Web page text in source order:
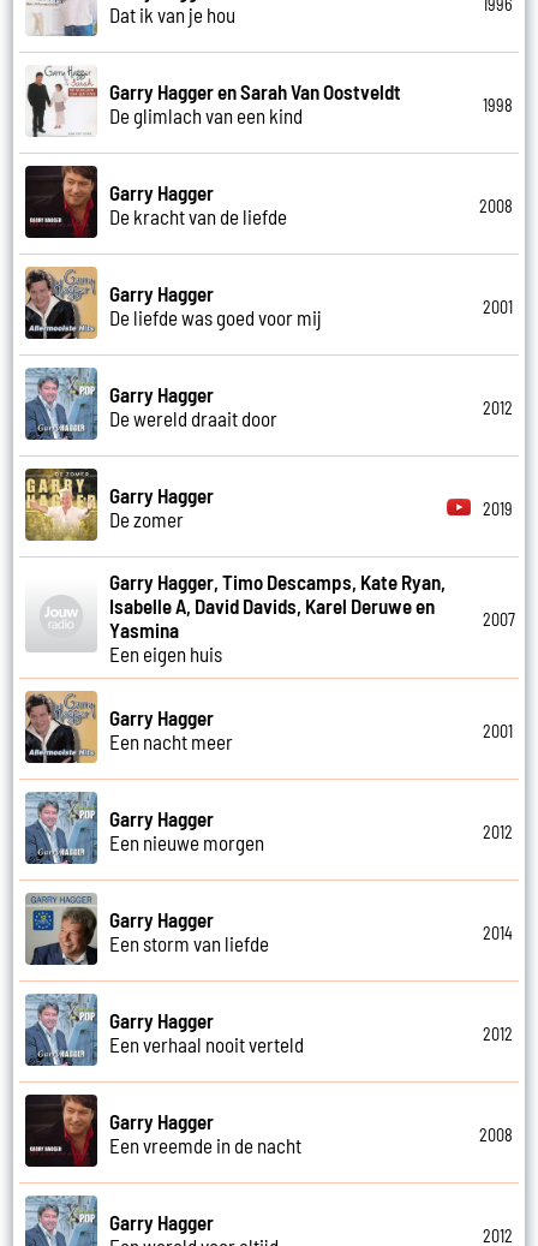
Dat ik van je hou
Garry Hagger en Sarah Van Oostveldt
De glimlach van een kind
1998
Garry Hagger
De kracht van de liefde
2008
Garry Hagger
De liefde was goed voor mij
2001
Garry Hagger
De wereld draait door
2012
Garry Hagger
De zomer
2019
Garry Hagger, Timo Descamps, Kate Ryan,
Isabelle A, David Davids, Karel Deruwe en
Yasmina
Een eigen huis
2007
Garry Hagger
Een nacht meer
2001
Garry Hagger
Een nieuwe morgen
2012
Garry Hagger
Een storm van liefde
2014
Garry Hagger
Een verhaal nooit verteld
2012
Garry Hagger
Een vreemde in de nacht
2008
Garry Hagger
2012